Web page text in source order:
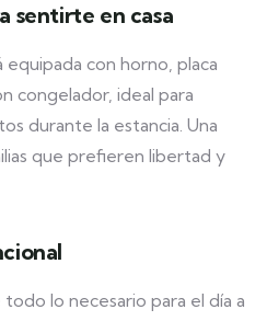
sentirte en casa
equipada con horno, placa
congelador, ideal para
durante la estancia. Una
que prefieren libertad y
lo necesario para el día a